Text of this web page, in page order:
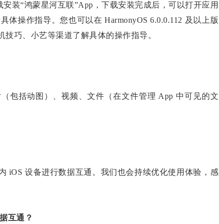
装“鸿蒙星河互联”App，下载安装完成后，可以打开应用
体操作指导。您也可以在 HarmonyOS 6.0.0.112 及以上版
巧、小艺等渠道了解具体的操作指导。
包括动图）、视频、文件（在文件管理 App 中可见的文
iOS 设备进行数据互通。我们也会持续优化使用体验，感
互通？